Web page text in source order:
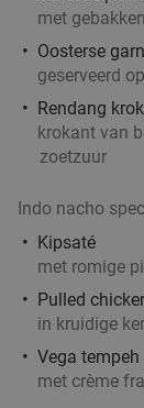
met
Oosterse
geserveerd
Rendang
krokant van
zoetzuur
Indo nacho
Kipsaté
met romige
Pulled
in kruidige
Vega tempeh
met crème